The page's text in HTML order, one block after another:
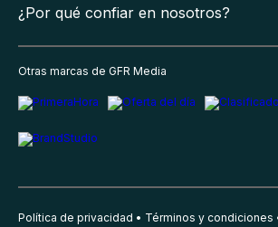
¿Por qué confiar en nosotros?
Otras marcas de GFR Media
Política de privacidad Términos y condiciones